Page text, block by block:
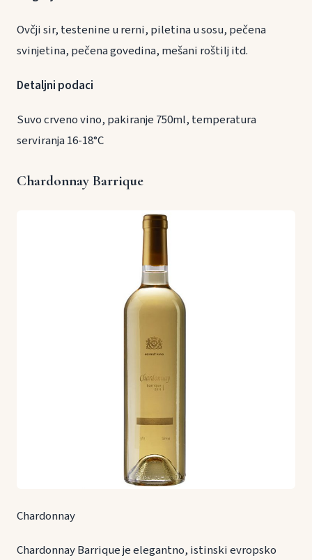
Ovčji sir, testenine u rerni, piletina u sosu, pečena
svinjetina, pečena govedina, mešani roštilj itd.
Detaljni podaci
Suvo crveno vino, pakiranje 750ml, temperatura
serviranja 16-18°C
Chardonnay Barrique
Chardonnay
Chardonnay Barrique je elegantno, istinski evropsko